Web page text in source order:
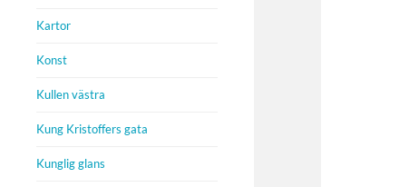
Kartor
Konst
Kullen västra
Kung Kristoffers gata
Kunglig glans